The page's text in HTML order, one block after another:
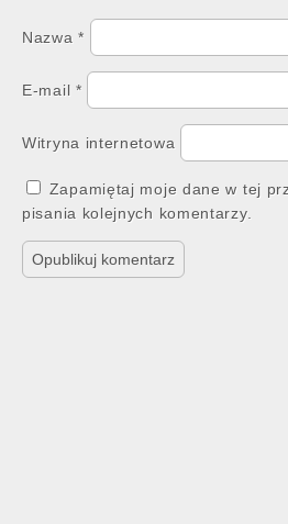
Nazwa*
E-mail *
Witryna internetowa
Zapamiętaj moje dane w tej
pisania kolejnych komentarzy.